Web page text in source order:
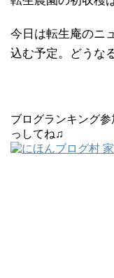
今日は転生庵のニ
込む予定。どうな
ブログランキング
っしてね♫